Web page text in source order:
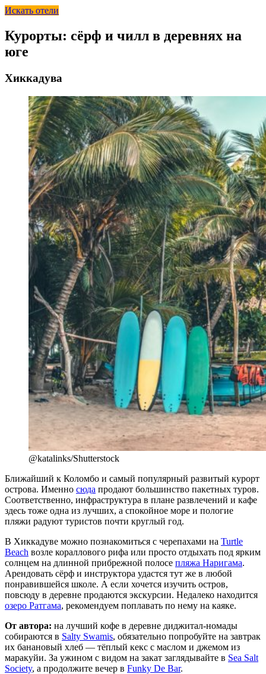
Искать отели
Курорты: сёрф и чилл в деревнях на
юге
Хиккадува
@katalinks/Shutterstock
Ближайший к Коломбо и самый популярный развитый курорт
острова. Именно сюда продают большинство пакетных туров.
Соответственно, инфраструктура в плане развлечений и кафе
здесь тоже одна из лучших, а спокойное море и пологие
пляжи радуют туристов почти круглый год.
В Хиккадуве можно познакомиться с черепахами на Turtle
Beach возле кораллового рифа или просто отдыхать под ярким
солнцем на длинной прибрежной полосе пляжа Наригама.
Арендовать сёрф и инструктора удастся тут же в любой
понравившейся школе. А если хочется изучить остров,
повсюду в деревне продаются экскурсии. Недалеко находится
озеро Ратгама, рекомендуем поплавать по нему на каяке.
От автора: на лучший кофе в деревне диджитал-номады
собираются в Salty Swamis, обязательно попробуйте на завтрак
их банановый хлеб — тёплый кекс с маслом и джемом из
маракуйи. За ужином с видом на закат заглядывайте в Sea Salt
Society, а продолжите вечер в Funky De Bar.